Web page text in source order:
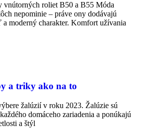
vnútorných roliet B50 a B55 Móda
nepominie – práve ony dodávajú
a moderný charakter. Komfort užívania
a triky ako na to
žalúzií v roku 2023. Žalúzie sú
domáceho zariadenia a ponúkajú
a štýl